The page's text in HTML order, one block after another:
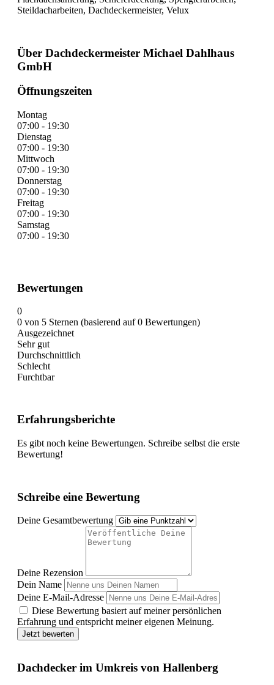
Steildacharbeiten, Dachdeckermeister, Velux
Über Dachdeckermeister Michael Dahlhaus
GmbH
Öffnungszeiten
Montag
07:00 - 19:30
Dienstag
07:00 - 19:30
Mittwoch
07:00 - 19:30
Donnerstag
07:00 - 19:30
Freitag
07:00 - 19:30
Samstag
07:00 - 19:30
Bewertungen
0
0 von 5 Sternen (basierend auf 0 Bewertungen)
Ausgezeichnet
Sehr gut
Durchschnittlich
Schlecht
Furchtbar
Erfahrungsberichte
Es gibt noch keine Bewertungen. Schreibe selbst die erste
Bewertung!
Schreibe eine Bewertung
Deine Gesamtbewertung
Deine Rezension
Dein Name
Deine E-Mail-Adresse
Diese Bewertung basiert auf meiner persönlichen
Erfahrung und entspricht meiner eigenen Meinung.
Jetzt bewerten
Dachdecker im Umkreis von Hallenberg